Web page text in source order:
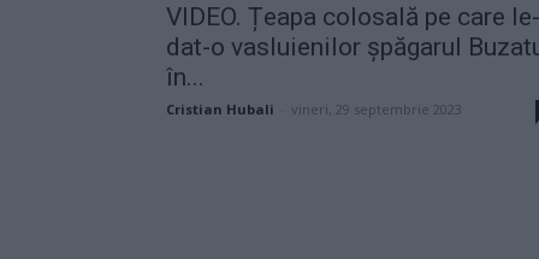
VIDEO. Țeapa colosală pe care
dat-o vasluienilor șpăgarul
în...
Cristian Hubali vineri, 29 septembrie 2023